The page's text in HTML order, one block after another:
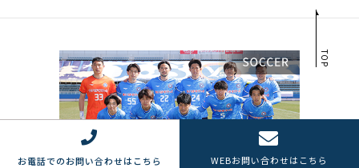
TOP
お電話でのお問い合わせはこちら WEBお問い合わせはこちら